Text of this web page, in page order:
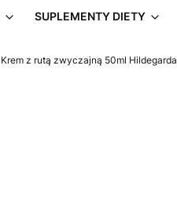
SUPLEMENTY DIETY
Krem z rutą zwyczajną 50ml Hildegarda